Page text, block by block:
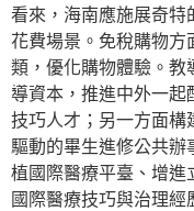
看來，海南應施展奇特
花費場景。免稅購物方
類，優化購物體驗。教
導資本，推進中外一起
技巧人才；另一方面構
驅動的畢生進修公共辦
植國際醫療平臺、增進
國際醫療技巧與治理